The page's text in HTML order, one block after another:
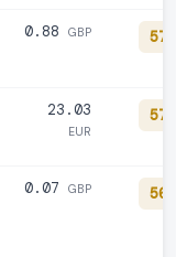
0.88 GBP 57
23.03
EUR
57
0.07 GBP 56